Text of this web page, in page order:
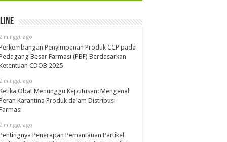
minggu ago
Penyimpanan Produk CCP pada
Besar Farmasi (PBF) Berdasarkan
CDOB 2025
minggu ago
Obat Menunggu Keputusan: Mengenal
Karantina Produk dalam Distribusi
minggu ago
Penerapan Pemantauan Partikel